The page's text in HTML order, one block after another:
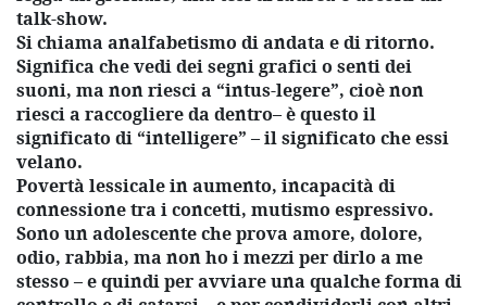
talk-show.
Si chiama analfabetismo di andata e di ritorno.
Significa che vedi dei segni grafici o senti dei
suoni, ma non riesci a “intus-legere”, cioè non
riesci a raccogliere da dentro– è questo il
significato di “intelligere” – il significato che essi
velano.
Povertà lessicale in aumento, incapacità di
connessione tra i concetti, mutismo espressivo.
Sono un adolescente che prova amore, dolore,
odio, rabbia, ma non ho i mezzi per dirlo a me
stesso – e quindi per avviare una qualche forma di